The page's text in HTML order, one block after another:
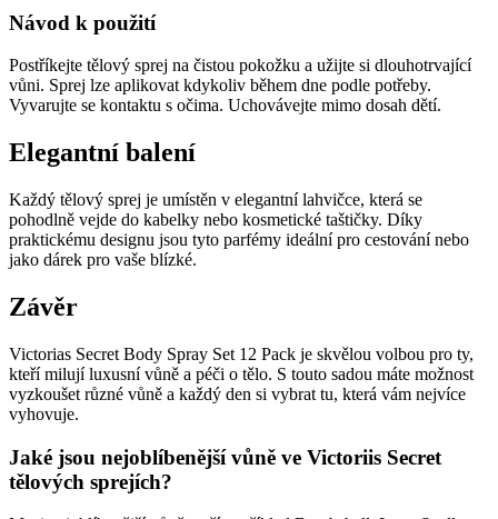
Návod k použití
Postříkejte tělový sprej na čistou pokožku a užijte si dlouhotrvající
vůni. Sprej lze aplikovat kdykoliv během dne podle potřeby.
Vyvarujte se kontaktu s očima. Uchovávejte mimo dosah dětí.
Elegantní balení
Každý tělový sprej je umístěn v elegantní lahvičce, která se
pohodlně vejde do kabelky nebo kosmetické taštičky. Díky
praktickému designu jsou tyto parfémy ideální pro cestování nebo
jako dárek pro vaše blízké.
Závěr
Victorias Secret Body Spray Set 12 Pack je skvělou volbou pro ty,
kteří milují luxusní vůně a péči o tělo. S touto sadou máte možnost
vyzkoušet různé vůně a každý den si vybrat tu, která vám nejvíce
vyhovuje.
Jaké jsou nejoblíbenější vůně ve Victoriis Secret
tělových sprejích?